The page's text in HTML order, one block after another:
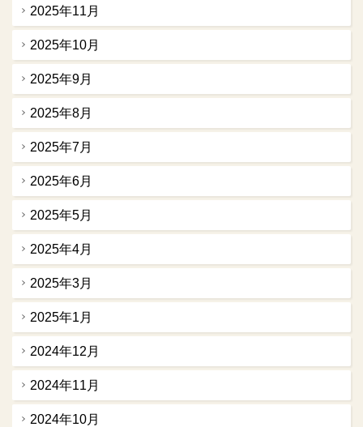
2025年11月
2025年10月
2025年9月
2025年8月
2025年7月
2025年6月
2025年5月
2025年4月
2025年3月
2025年1月
2024年12月
2024年11月
2024年10月